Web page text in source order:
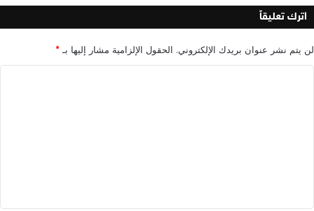
اترك تعليقاً
لن يتم نشر عنوان بريدك الإلكتروني. الحقول الإلزامية مشار إليها بـ*